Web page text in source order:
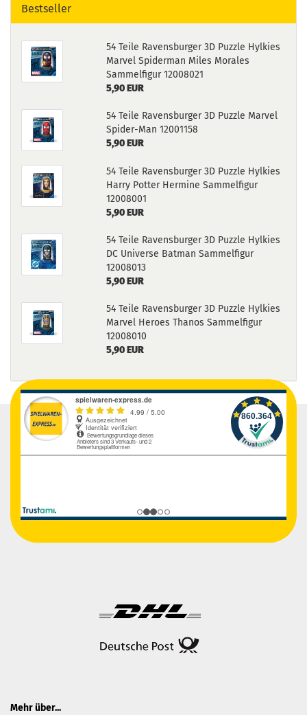
Bestseller
54 Teile Ravensburger 3D Puzzle Hylkies
Marvel Spiderman Miles Morales
Sammelfigur 12008021
5,90 EUR
54 Teile Ravensburger 3D Puzzle Marvel
Spider-Man 12001158
5,90 EUR
54 Teile Ravensburger 3D Puzzle Hylkies
Harry Potter Hermine Sammelfigur
12008001
5,90 EUR
54 Teile Ravensburger 3D Puzzle Hylkies
DC Universe Batman Sammelfigur
12008013
5,90 EUR
54 Teile Ravensburger 3D Puzzle Hylkies
Marvel Heroes Thanos Sammelfigur
12008010
5,90 EUR
Mehr über...